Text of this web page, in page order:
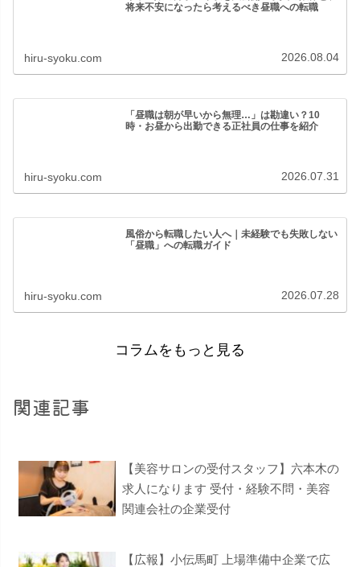
将来不安になったら考えるべき昼職への転職
hiru-syoku.com 2026.08.04
「昼職は朝が早いから無理…」は勘違い？10
時・お昼から出勤できる正社員の仕事を紹介
hiru-syoku.com 2026.07.31
風俗から転職したい人へ｜未経験でも失敗しない
「昼職」への転職ガイド
hiru-syoku.com 2026.07.28
コラムをもっと見る
関連記事
【美容サロンの受付スタッフ】六本木の
求人になります 受付・経験不問・美容
関連会社の企業受付
【広報】小伝馬町 上場準備中企業で広